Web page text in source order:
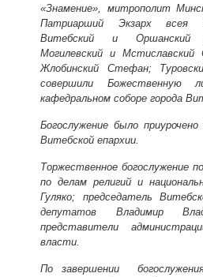
«Знамение», митрополит
Патриарший Экзарх всея
Витебский и Оршанский
Могилевский и Мстиславский
Жлобинский Стефан;
совершили Божественную
кафедральном соборе города
Богослужение было
Витебской епархии.
Торжественное богослужение
по делам религий и
Гуляко; председатель
депутатов Владимир
представители
власти.
По завершении